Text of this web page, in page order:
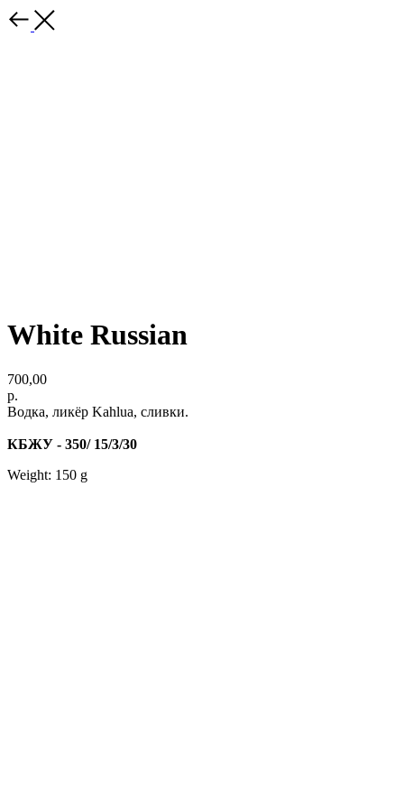
White Russian
700,00
р.
Водка, ликёр Kahlua, сливки.
КБЖУ - 350/ 15/3/30
Weight: 150 g